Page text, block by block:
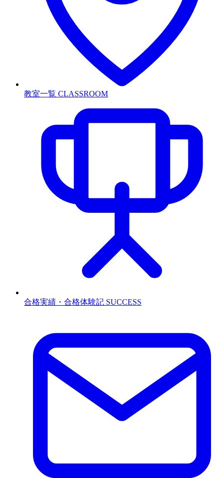
教室一覧 CLASSROOM
合格実績・合格体験記 SUCCESS